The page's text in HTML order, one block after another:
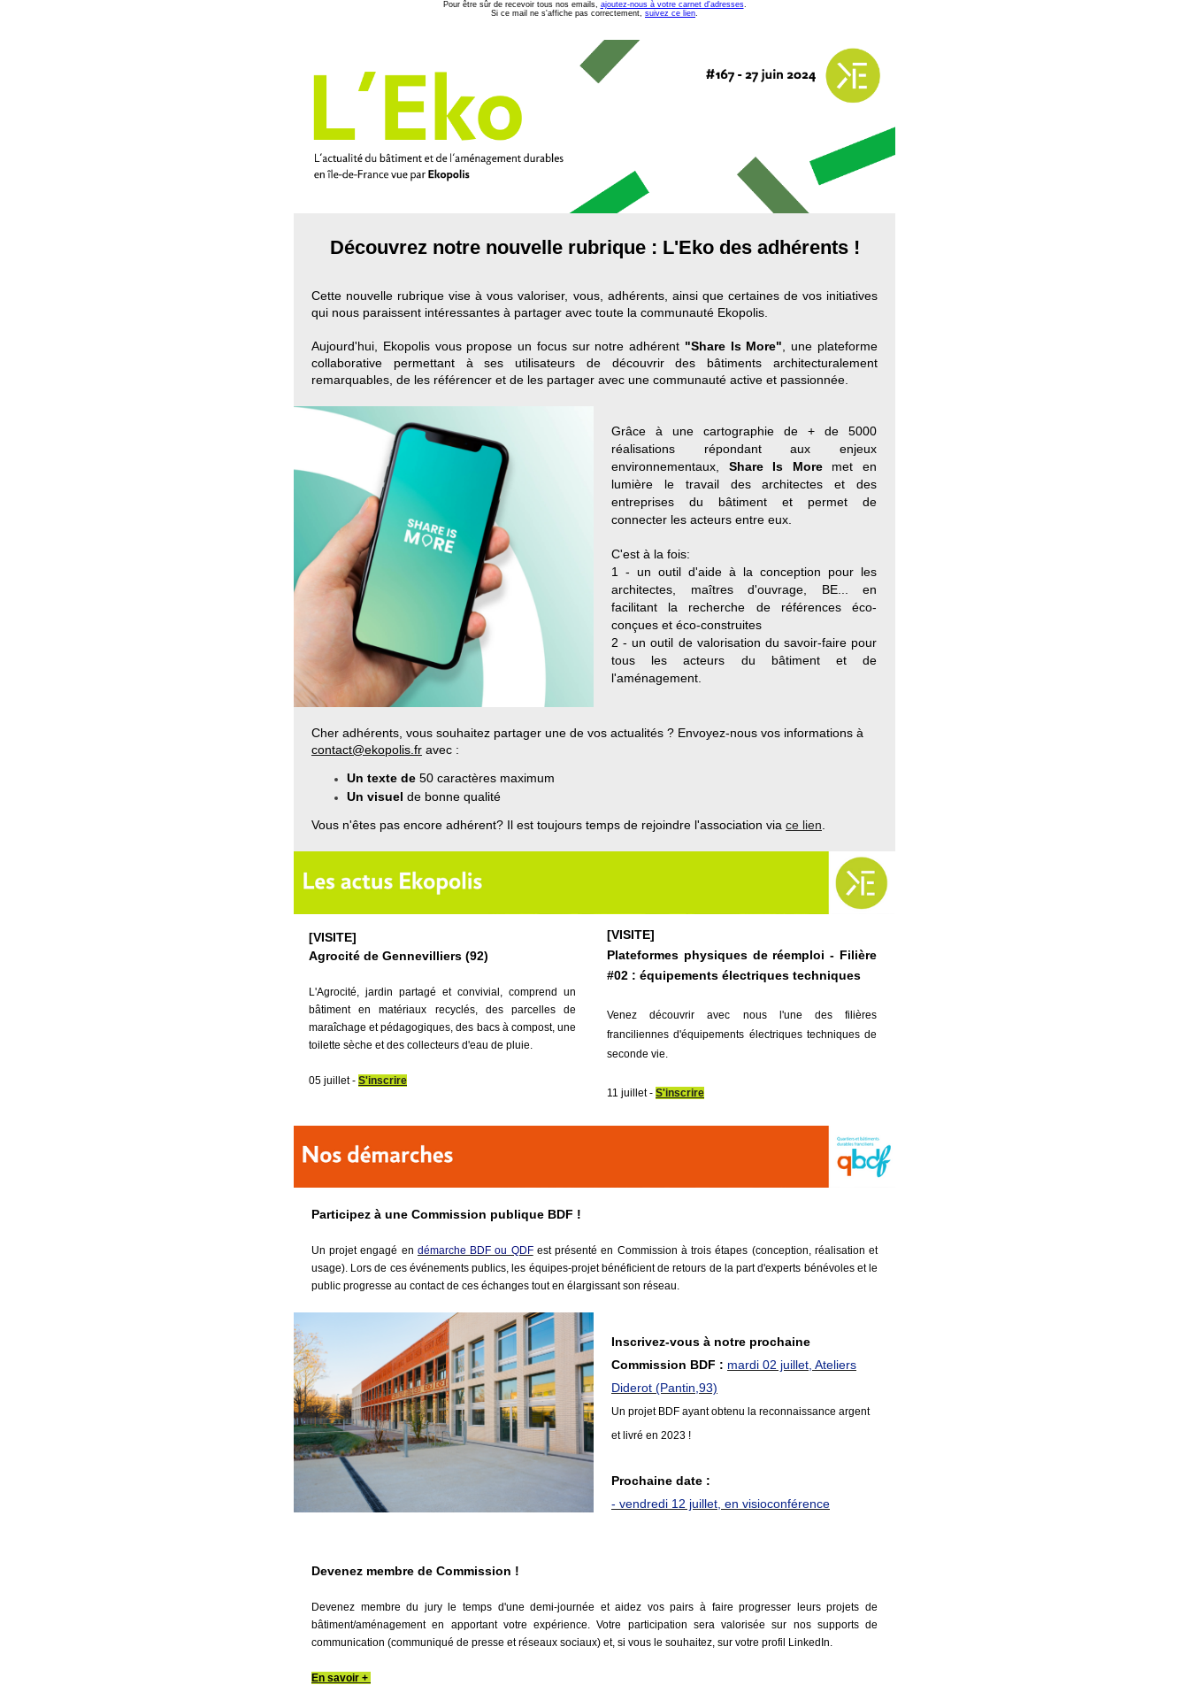
Pour être sûr de recevoir tous nos emails, ajoutez-nous à votre carnet d'adresses.
Si ce mail ne s'affiche pas correctement, suivez ce lien.
Découvrez notre nouvelle rubrique : L'Eko des adhérents !
Cette nouvelle rubrique vise à vous valoriser, vous, adhérents, ainsi que certaines de vos initiatives
qui nous paraissent intéressantes à partager avec toute la communauté Ekopolis.
Aujourd'hui, Ekopolis vous propose un focus sur notre adhérent "Share Is More" , une plateforme
collaborative permettant à ses utilisateurs de découvrir des bâtiments architecturalement
remarquables, de les référencer et de les partager avec une communauté active et passionnée.
Grâce à une cartographie de + de 5000
réalisations répondant aux enjeux
environnementaux, Share Is Moremet en
lumière le travail des architectes et des
entreprises du bâtiment et permet de
connecter les acteurs entre eux.
C'est à la fois:
1 - un outil d'aide à la conception pour les
architectes, maîtres d'ouvrage, BE... en
facilitant la recherche de références éco-
conçues et éco-construites
2 - un outil de valorisation du savoir-faire pour
tous les acteurs du bâtiment et de
l'aménagement.
Cher adhérents, vous souhaitez partager une de vos actualités ? Envoyez-nous vos informations à
contact@ekopolis.fr avec :
Un texte de 50 caractères maximum
Un visuel de bonne qualité
Vous n'êtes pas encore adhérent? Il est toujours temps de rejoindre l'association via ce lien
[VISITE]
Agrocité de Gennevilliers (92)
L'Agrocité, jardin partagé et convivial, comprend un
bâtiment en matériaux recyclés, des parcelles de
maraîchage et pédagogiques, des bacs à compost, une
toilette sèche et des collecteurs d'eau de pluie.
05 juillet - S'inscrire
[VISITE]
Plateformes physiques de réemploi - Filière
#02 : équipements électriques techniques
Venez découvrir avec nous l'une des filières
franciliennes d'équipements électriques techniques de
seconde vie.
​​11 juillet - S'inscrire
Participez à une Commission publique BDF !
Un projet engagé en démarche BDF ou QDFest présenté en Commission à trois étapes (conception, réalisation et
usage). Lors de ces événements publics, les équipes-projet bénéficient de retours de la part d'experts bénévoles et le
public progresse au contact de ces échanges tout en élargissant son réseau.
Inscrivez-vous à notre prochaine
Commission BDF : mardi 02 juillet, Ateliers
Diderot (Pantin,93)
Un projet BDF ayant obtenu la reconnaissance argent
et livré en 2023 !
Prochaine date :
- vendredi 12 juillet, en visioconférence
Devenez membre de Commission !
Devenez membre du jury le temps d'une demi-journée et aidez vos pairs à faire progresser leurs projets de
bâtiment/aménagement en apportant votre expérience.Votre participation sera valorisée sur nos supports de
communication (communiqué de presse et réseaux sociaux) et, si vous le souhaitez, sur votre profil LinkedIn.
En savoir +